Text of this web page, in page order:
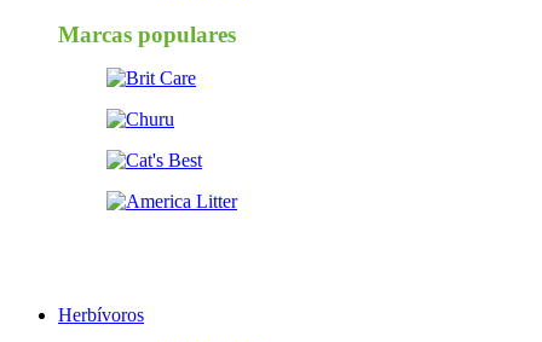
Marcas populares
Herbívoros